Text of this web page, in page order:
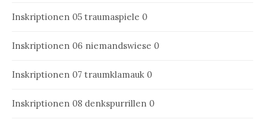
Inskriptionen 05 traumaspiele 0
Inskriptionen 06 niemandswiese 0
Inskriptionen 07 traumklamauk 0
Inskriptionen 08 denkspurrillen 0